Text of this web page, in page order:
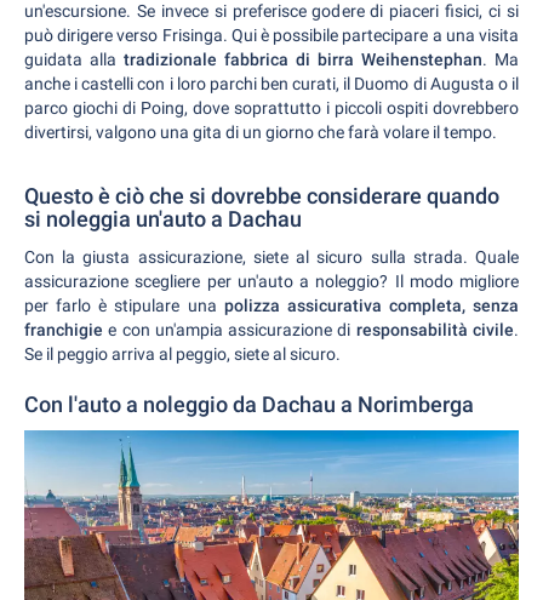
un'escursione. Se invece si preferisce godere di piaceri fisici, ci si
può dirigere verso Frisinga. Qui è possibile partecipare a una visita
guidata alla tradizionale fabbrica di birra Weihenstephan. Ma
anche i castelli con i loro parchi ben curati, il Duomo di Augusta o il
parco giochi di Poing, dove soprattutto i piccoli ospiti dovrebbero
divertirsi, valgono una gita di un giorno che farà volare il tempo.
Questo è ciò che si dovrebbe considerare quando
si noleggia un'auto a Dachau
Con la giusta assicurazione, siete al sicuro sulla strada. Quale
assicurazione scegliere per un'auto a noleggio? Il modo migliore
per farlo è stipulare una polizza assicurativa completa, senza
franchigie e con un'ampia assicurazione di responsabilità civile.
Se il peggio arriva al peggio, siete al sicuro.
Con l'auto a noleggio da Dachau a Norimberga